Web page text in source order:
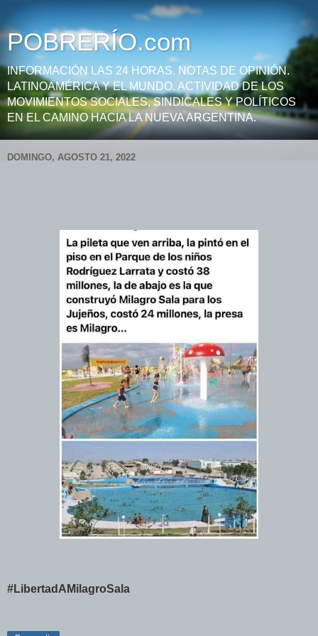
POBRERÍO.com
INFORMACIÓN LAS 24 HORAS. NOTAS DE OPINIÓN.
LATINOAMÉRICA Y EL MUNDO. ACTIVIDAD DE LOS
MOVIMIENTOS SOCIALES, SINDICALES Y POLÍTICOS
EN EL CAMINO HACIA LA NUEVA ARGENTINA.
DOMINGO, AGOSTO 21, 2022
#LibertadAMilagroSala